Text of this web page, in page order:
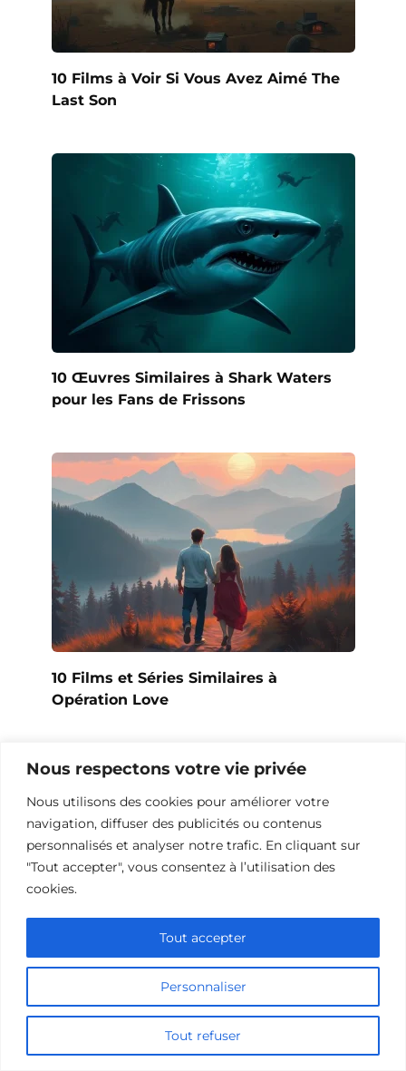
Nous respectons votre vie privée
Nous utilisons des cookies pour améliorer votre
navigation, diffuser des publicités ou contenus
personnalisés et analyser notre trafic. En cliquant sur
"Tout accepter", vous consentez à l’utilisation des
cookies.
Personnaliser
Tout refuser
Tout accepter
10 Films à Voir Si Vous Avez Aimé The
Last Son
10 Œuvres Similaires à Shark Waters
pour les Fans de Frissons
10 Films et Séries Similaires à
Opération Love